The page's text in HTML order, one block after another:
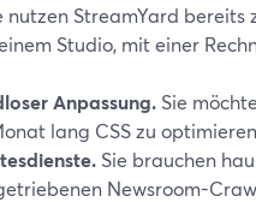
nutzen StreamYard bereits
Studio, mit einer
Anpassung. Sie
lang CSS zu
Sie brauchen
Newsroom-